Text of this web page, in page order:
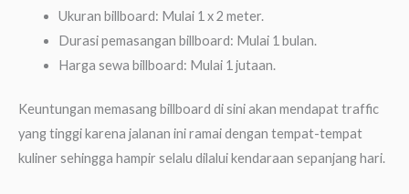
Ukuran billboard: Mulai 1 x 2 meter.
Durasi pemasangan billboard: Mulai 1 bulan.
Harga sewa billboard: Mulai 1 jutaan.
Keuntungan memasang billboard di sini akan mendapat traffic
yang tinggi karena jalanan ini ramai dengan tempat-tempat
kuliner sehingga hampir selalu dilalui kendaraan sepanjang hari.